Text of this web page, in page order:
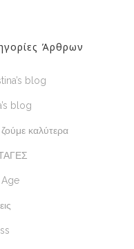
Άρθρων
blog
blog
καλύτερα
Age